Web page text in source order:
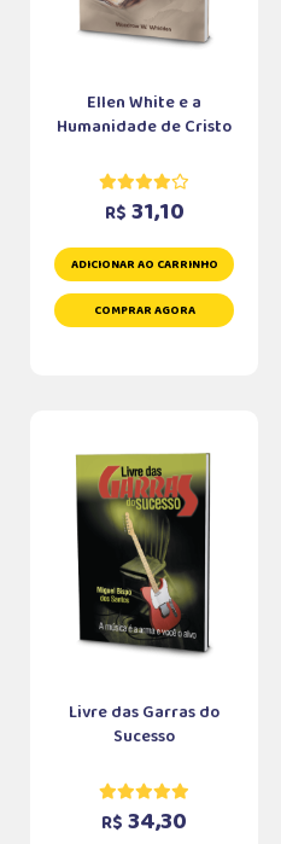
Ellen White e a
Humanidade de Cristo
R$ 31,10
ADICIONAR AO CARRINHO
COMPRAR AGORA
Livre das Garras do
Sucesso
R$ 34,30